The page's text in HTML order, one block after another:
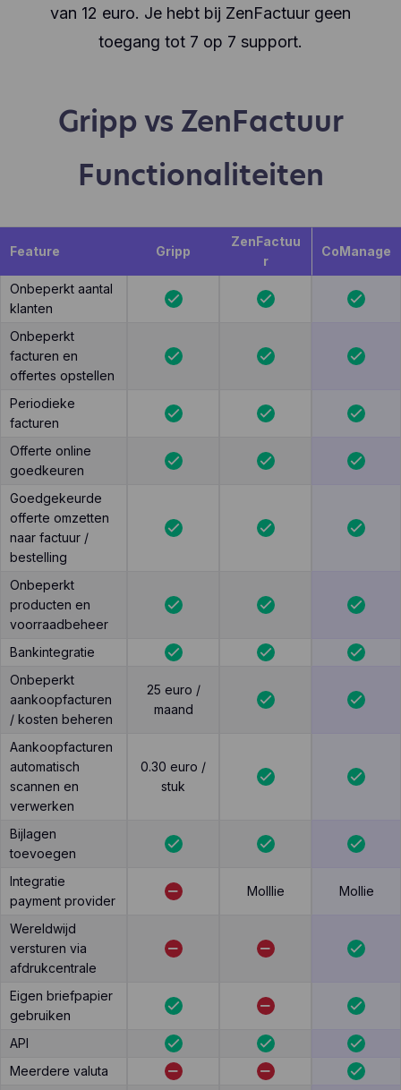
van 12 euro. Je hebt bij ZenFactuur geen
toegang tot 7 op 7 support.
Gripp vs ZenFactuur
Functionaliteiten
Feature Gripp
ZenFactuu
r
CoManage
Onbeperkt aantal
klanten
Onbeperkt
facturen en
offertes opstellen
Periodieke
facturen
Offerte online
goedkeuren
Goedgekeurde
offerte omzetten
naar factuur /
bestelling
Onbeperkt
producten en
voorraadbeheer
Bankintegratie
Onbeperkt
aankoopfacturen
/ kosten beheren
25 euro /
maand
Aankoopfacturen
automatisch
scannen en
verwerken
0.30 euro /
stuk
Bijlagen
toevoegen
Integratie
payment provider
Molllie Mollie
Wereldwijd
versturen via
afdrukcentrale
Eigen briefpapier
gebruiken
API
Meerdere valuta